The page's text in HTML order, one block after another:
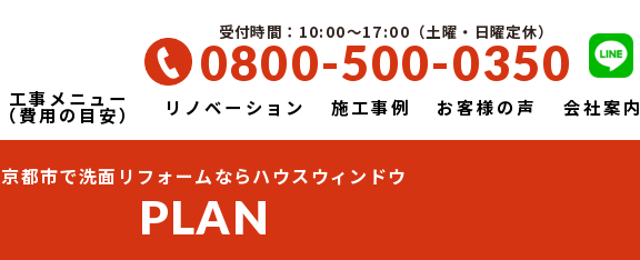
受付時間：10:00～17:00（土曜・日曜定休）
0800-500-0350
工事メニュー
（費用の目安） リノベーション 施工事例 お客様の声 会社案内
京都市で洗面リフォームならハウスウィンドウ
PLAN